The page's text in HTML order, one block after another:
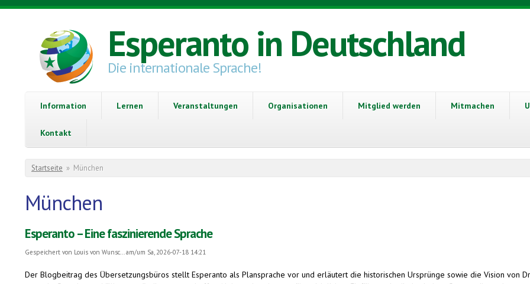
Direkt zum Inhalt
Esperanto in Deutschland
Die internationale Sprache!
Information Lernen Veranstaltungen Organisationen Mitglied werden Mitmachen
Kontakt
Sie sind hier
Startseite » München
München
Esperanto – Eine faszinierende Sprache
Gespeichert von Louis von Wunsc...am/um Sa, 2026-07-18 14:21
Der Blogbeitrag des Übersetzungsbüros stellt Esperanto als Plansprache vor und erläutert die historischen Ursprünge sowie die Vision von